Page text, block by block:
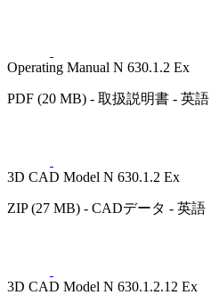
Operating Manual N 630.1.2 Ex
PDF (20 MB) - 取扱説明書 - 英語
3D CAD Model N 630.1.2 Ex
ZIP (27 MB) - CADデータ - 英語
3D CAD Model N 630.1.2.12 Ex